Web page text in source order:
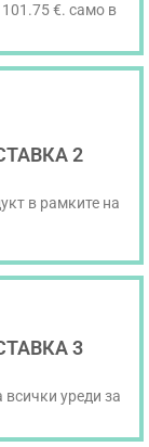
€. само в
2
в рамките на
3
уреди за